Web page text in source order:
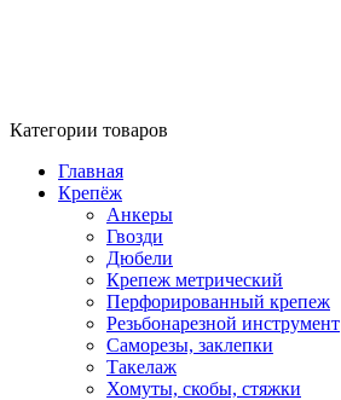
Категории товаров
Главная
Крепёж
Анкеры
Гвозди
Дюбели
Крепеж метрический
Перфорированный крепеж
Резьбонарезной инструмент
Саморезы, заклепки
Такелаж
Хомуты, скобы, стяжки